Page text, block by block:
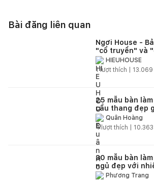
Bài đăng liên quan
Ngơi House -
"cổ truyền" và
HIEUHOUSE
1lượt thích | 13.069
25 mẫu bàn
cầu thang đẹp
tích tưởng
Quân Hoàng
4lượt thích | 10.363
30 mẫu bàn
ngủ đẹp với
thông minh cho
Phương Trang